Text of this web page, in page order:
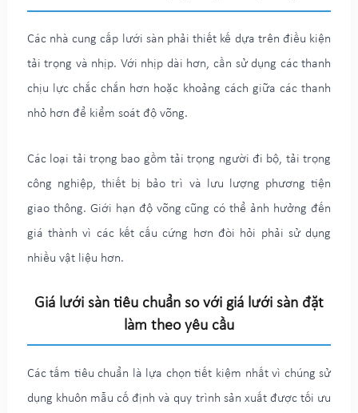
Các nhà cung cấp lưới sàn phải thiết kế dựa trên điều kiện
tải trọng và nhịp. Với nhịp dài hơn, cần sử dụng các thanh
chịu lực chắc chắn hơn hoặc khoảng cách giữa các thanh
nhỏ hơn để kiểm soát độ võng.
Các loại tải trọng bao gồm tải trọng người đi bộ, tải trọng
công nghiệp, thiết bị bảo trì và lưu lượng phương tiện
giao thông. Giới hạn độ võng cũng có thể ảnh hưởng đến
giá thành vì các kết cấu cứng hơn đòi hỏi phải sử dụng
nhiều vật liệu hơn.
Giá lưới sàn tiêu chuẩn so với giá lưới sàn đặt
làm theo yêu cầu
Các tấm tiêu chuẩn là lựa chọn tiết kiệm nhất vì chúng sử
dụng khuôn mẫu cố định và quy trình sản xuất được tối ưu